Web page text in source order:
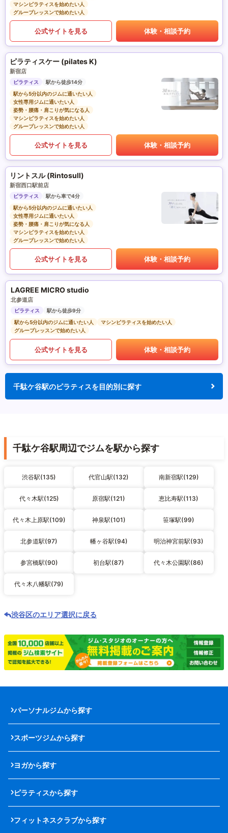
マシンピラティスを始めたい人
グループレッスンで始めたい人
公式サイトを見る 体験・相談予約
ピラティスケー (pilates K)
新宿店
ピラティス
駅から徒歩14分
駅から5分以内のジムに通いたい人
女性専用ジムに通いたい人
姿勢・腰痛・肩こりが気になる人
マシンピラティスを始めたい人
グループレッスンで始めたい人
公式サイトを見る 体験・相談予約
リントスル (Rintosull)
新宿西口駅前店
ピラティス
駅から車で4分
駅から5分以内のジムに通いたい人
女性専用ジムに通いたい人
姿勢・腰痛・肩こりが気になる人
マシンピラティスを始めたい人
グループレッスンで始めたい人
公式サイトを見る 体験・相談予約
LAGREE MICRO studio
北参道店
ピラティス
駅から徒歩9分
駅から5分以内のジムに通いたい人
マシンピラティスを始めたい人
グループレッスンで始めたい人
公式サイトを見る 体験・相談予約
千駄ケ谷駅のピラティスを目的別に探す
千駄ケ谷駅周辺でジムを駅から探す
渋谷駅(135) 代官山駅(132) 南新宿駅(129)
代々木駅(125) 原宿駅(121) 恵比寿駅(113)
代々木上原駅(109) 神泉駅(101) 笹塚駅(99)
北参道駅(97) 幡ヶ谷駅(94) 明治神宮前駅(93)
参宮橋駅(90) 初台駅(87) 代々木公園駅(86)
代々木八幡駅(79)
渋谷区のエリア選択に戻る
パーソナルジムから探す
スポーツジムから探す
ヨガから探す
ピラティスから探す
フィットネスクラブから探す